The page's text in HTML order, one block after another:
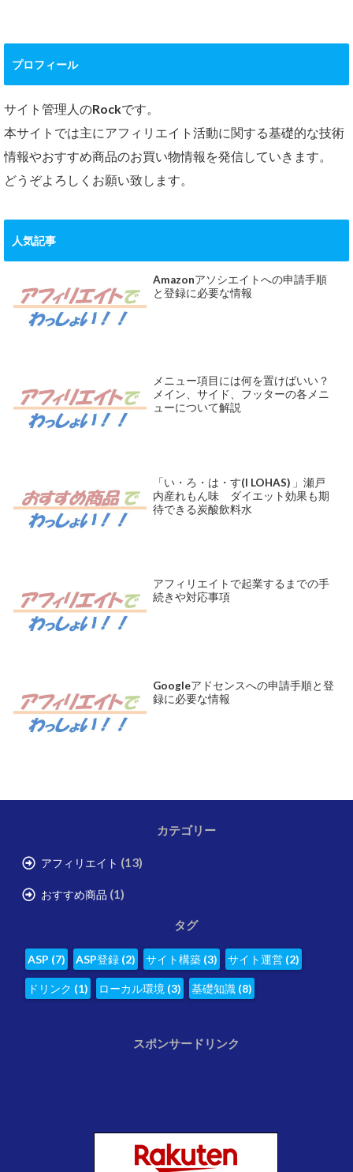
プロフィール
サイト管理人のRockです。
本サイトでは主にアフィリエイト活動に関する基礎的な技術
情報やおすすめ商品のお買い物情報を発信していきます。
どうぞよろしくお願い致します。
人気記事
Amazonアソシエイトへの申請手順
と登録に必要な情報
メニュー項目には何を置けばいい？
メイン、サイド、フッターの各メニ
ューについて解説
「い・ろ・は・す(I LOHAS) 」瀬戸
内産れもん味 ダイエット効果も期
待できる炭酸飲料水
アフィリエイトで起業するまでの手
続きや対応事項
Googleアドセンスへの申請手順と登
録に必要な情報
カテゴリー
アフィリエイト (13)
おすすめ商品 (1)
タグ
ASP (7) ASP登録 (2) サイト構築 (3) サイト運営 (2)
ドリンク (1) ローカル環境 (3) 基礎知識 (8)
スポンサードリンク